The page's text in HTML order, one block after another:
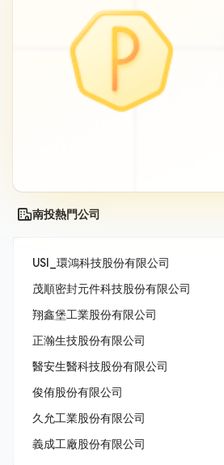
南投熱門公司
USI_環鴻科技股份有限公司
茂順密封元件科技股份有限公司
翔鑫堡工業股份有限公司
正瀚生技股份有限公司
醫安生醫科技股份有限公司
俊侑股份有限公司
久允工業股份有限公司
義成工廠股份有限公司